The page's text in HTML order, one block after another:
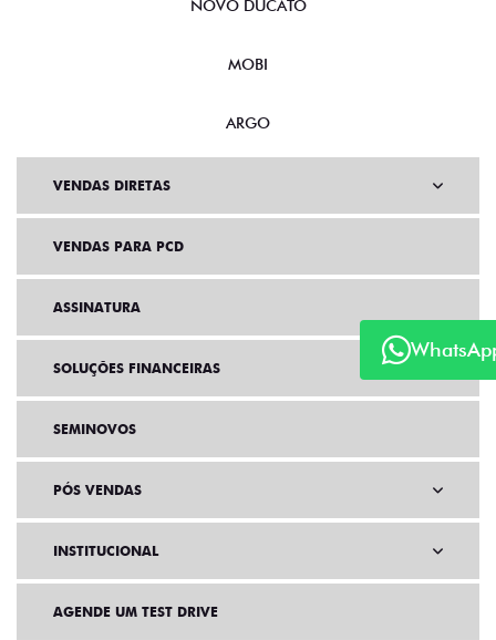
NOVO DUCATO
MOBI
ARGO
VENDAS DIRETAS
VENDAS PARA PCD
ASSINATURA
SOLUÇÕES FINANCEIRAS
SEMINOVOS
PÓS VENDAS
INSTITUCIONAL
AGENDE UM TEST DRIVE